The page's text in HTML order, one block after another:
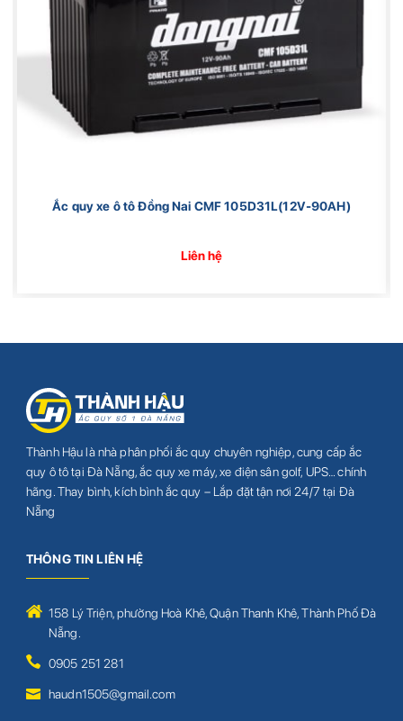
Ắc quy xe ô tô Đồng Nai CMF 105D31L(12V-90AH)
Liên hệ
Thành Hậu là nhà phân phối ắc quy chuyên nghiệp, cung cấp ắc
quy ô tô tại Đà Nẵng, ắc quy xe máy, xe điện sân golf, UPS… chính
hãng. Thay bình, kích bình ắc quy – Lắp đặt tận nơi 24/7 tại Đà
Nẵng
THÔNG TIN LIÊN HỆ
158 Lý Triện, phường Hoà Khê, Quận Thanh Khê, Thành Phố Đà
Nẵng.
0905 251 281
haudn1505@gmail.com